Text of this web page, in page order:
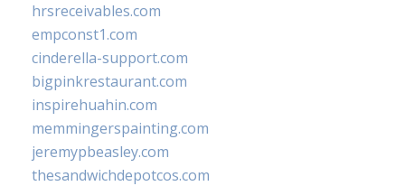
hrsreceivables.com
empconst1.com
cinderella-support.com
bigpinkrestaurant.com
inspirehuahin.com
memmingerspainting.com
jeremypbeasley.com
thesandwichdepotcos.com